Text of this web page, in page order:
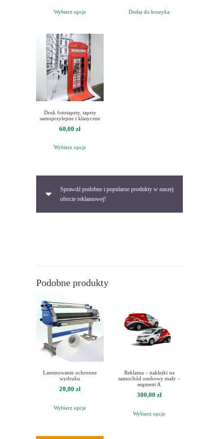
Wybierz opcje
wynosiła:
Dodaj do koszyka
Druk fototapety, tapety
samoprzylepne i klasyczne
60,00 zł
Wybierz opcje
Sprawdź podobne i popularne produkty w naszej
ofercie reklamowej!
Podobne produkty
Laminowanie ochronne
wydruku
20,00 zł
Wybierz opcje
Reklama – naklejki na
samochód osobowy mały –
segment A
300,00 zł
Wybierz opcje